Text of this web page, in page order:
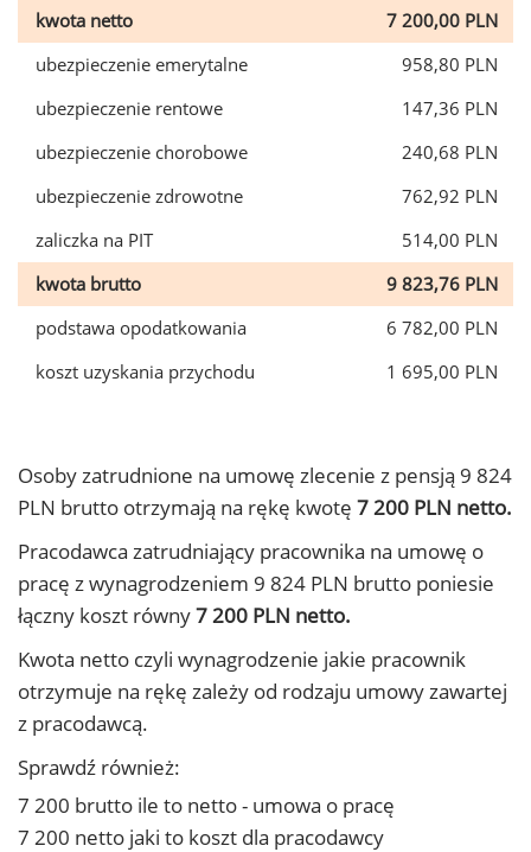
kwota netto
7 200,00 PLN
ubezpieczenie emerytalne
958,80 PLN
ubezpieczenie rentowe
147,36 PLN
ubezpieczenie chorobowe
240,68 PLN
ubezpieczenie zdrowotne
762,92 PLN
zaliczka na PIT
514,00 PLN
kwota brutto
9 823,76 PLN
podstawa opodatkowania
6 782,00 PLN
koszt uzyskania przychodu
1 695,00 PLN
Osoby zatrudnione na umowę zlecenie z pensją 9 824
PLN brutto otrzymają na rękę kwotę 7 200 PLN netto.
Pracodawca zatrudniający pracownika na umowę o
pracę z wynagrodzeniem 9 824 PLN brutto poniesie
łączny koszt równy7 200 PLN netto.
Kwota netto czyli wynagrodzenie jakie pracownik
otrzymuje na rękę zależy od rodzaju umowy zawartej
z pracodawcą.
Sprawdź również:
7 200 brutto ile to netto - umowa o pracę
7 200 netto jaki to koszt dla pracodawcy